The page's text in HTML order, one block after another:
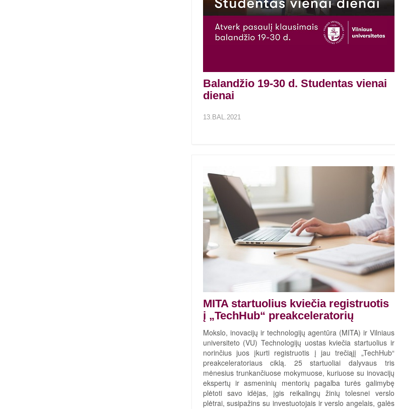
Balandžio 19-30 d. Studentas vienai
dienai
13.BAL.2021
MITA startuolius kviečia registruotis
į „TechHub“ preakceleratorių
Mokslo, inovacijų ir technologijų agentūra (MITA) ir Vilniaus
universiteto (VU) Technologijų uostas kviečia startuolius ir
norinčius juos įkurti registruotis į jau trečiąjį „TechHub“
preakceleratoriaus ciklą. 25 startuoliai dalyvaus tris
mėnesius trunkančiuose mokymuose, kuriuose su inovacijų
ekspertų ir asmeninių mentorių pagalba turės galimybę
plėtoti savo idėjas, įgis reikalingų žinių tolesnei verslo
plėtrai, susipažins su investuotojais ir verslo angelais, galės